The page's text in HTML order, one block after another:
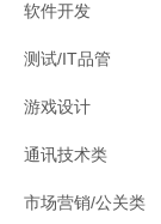
软件开发
测试/IT品管
游戏设计
通讯技术类
市场营销/公关类